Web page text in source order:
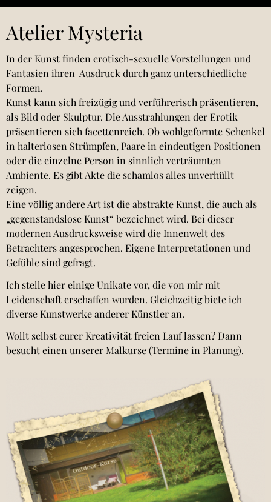
Atelier Mysteria
In der Kunst finden erotisch-sexuelle Vorstellungen und
Fantasien ihren Ausdruck durch ganz unterschiedliche
Formen.
Kunst kann sich freizügig und verführerisch präsentieren,
als Bild oder Skulptur. Die Ausstrahlungen der Erotik
präsentieren sich facettenreich. Ob wohlgeformte Schenkel
in halterlosen Strümpfen, Paare in eindeutigen Positionen
oder die einzelne Person in sinnlich verträumten
Ambiente. Es gibt Akte die schamlos alles unverhüllt
zeigen.
Eine völlig andere Art ist die abstrakte Kunst, die auch als
„gegenstandslose Kunst“ bezeichnet wird. Bei dieser
modernen Ausdrucksweise wird die Innenwelt des
Betrachters angesprochen. Eigene Interpretationen und
Gefühle sind gefragt.
Ich stelle hier einige Unikate vor, die von mir mit
Leidenschaft erschaffen wurden. Gleichzeitig biete ich
diverse Kunstwerke anderer Künstler an.
Wollt selbst eurer Kreativität freien Lauf lassen? Dann
besucht einen unserer Malkurse (Termine in Planung).